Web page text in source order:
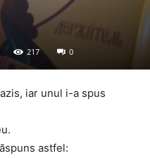
217 0
iar unul i-a spus
astfel: